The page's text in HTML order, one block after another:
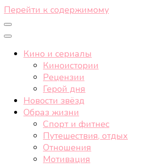
Перейти к содержимому
Кино и сериалы
Киноистории
Рецензии
Герой дня
Новости звёзд
Образ жизни
Спорт и фитнес
Путешествия, отдых
Отношения
Мотивация